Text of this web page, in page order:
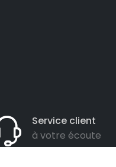
Service client
à votre écoute